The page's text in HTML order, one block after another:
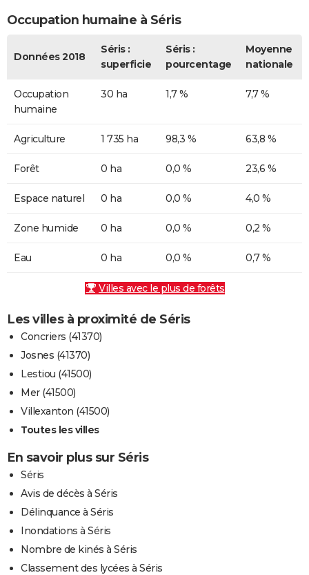
Occupation humaine à Séris
Données 2018
Séris :
superficie
Séris :
pourcentage
Moyenne
nationale
Occupation
humaine
30 ha 1,7 % 7,7 %
Agriculture 1 735 ha 98,3 % 63,8 %
Forêt 0 ha 0,0 % 23,6 %
Espace naturel 0 ha 0,0 % 4,0 %
Zone humide 0 ha 0,0 % 0,2 %
Eau 0 ha 0,0 % 0,7 %
Villes avec le plus de forêts
Les villes à proximité de Séris
Concriers (41370)
Josnes (41370)
Lestiou (41500)
Mer (41500)
Villexanton (41500)
Toutes les villes
En savoir plus sur Séris
Séris
Avis de décès à Séris
Délinquance à Séris
Inondations à Séris
Nombre de kinés à Séris
Classement des lycées à Séris